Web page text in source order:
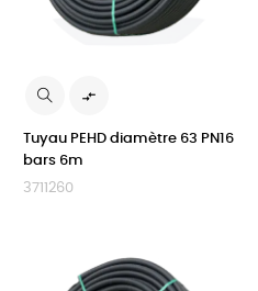

Tuyau PEHD diamètre 63 PN16
bars 6m
3711260